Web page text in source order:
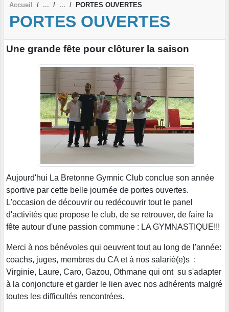
Accueil PORTES OUVERTES
PORTES OUVERTES
Une grande fête pour clôturer la saison
Aujourd'hui La Bretonne Gymnic Club conclue son année
sportive par cette belle journée de portes ouvertes.
L'occasion de découvrir ou redécouvrir tout le panel
d'activités que propose le club, de se retrouver, de faire la
fête autour d'une passion commune : LA GYMNASTIQUE!!!
Merci à nos bénévoles qui oeuvrent tout au long de l'année:
coachs, juges, membres du CA et à nos salarié(e)s :
Virginie, Laure, Caro, Gazou, Othmane qui ont su s'adapter
à la conjoncture et garder le lien avec nos adhérents malgré
toutes les difficultés rencontrées.